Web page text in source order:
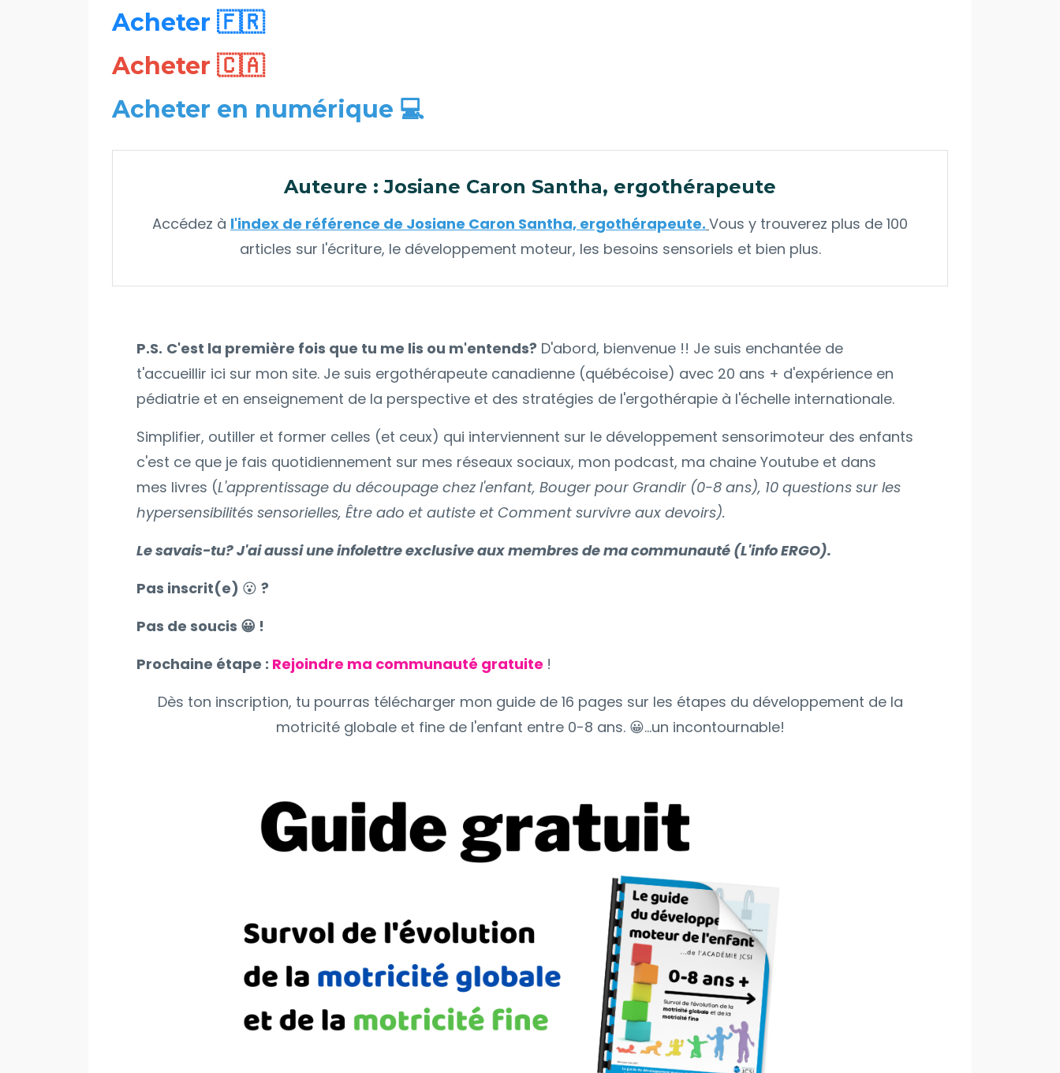
Acheter 🇫🇷
Acheter 🇨🇦
Acheter en numérique 💻
Auteure : Josiane Caron Santha, ergothérapeute
Accédez à l'index de référence de Josiane Caron Santha, ergothérapeute. Vous y trouverez plus de 100
articles sur l'écriture, le développement moteur, les besoins sensoriels et bien plus.
P.S. C'est la première fois que tu me lis ou m'entends? D'abord, bienvenue !! Je suis enchantée de
t'accueillir ici sur mon site. Je suis ergothérapeute canadienne (québécoise) avec 20 ans + d'expérience en
pédiatrie et en enseignement de la perspective et des stratégies de l'ergothérapie à l'échelle internationale.
Simplifier, outiller et former celles (et ceux) qui interviennent sur le développement sensorimoteur des enfants
c'est ce que je fais quotidiennement sur mes réseaux sociaux, mon podcast, ma chaine Youtube et dans
mes livres (L'apprentissage du découpage chez l'enfant, Bouger pour Grandir (0-8 ans), 10 questions sur les
hypersensibilités sensorielles, Être ado et autiste et Comment survivre aux devoirs).
Le savais-tu? J'ai aussi une infolettre exclusiveaux membres de ma communauté (L'info ERGO).
Pas inscrit(e) 😮 ?
Pas de soucis 😀 !
Prochaine étape : Rejoindre ma communauté gratuite !
Dès ton inscription, tu pourras télécharger mon guide de 16 pages sur les étapes du développement de la
motricité globale et fine de l'enfant entre 0-8 ans. 😀...un incontournable!